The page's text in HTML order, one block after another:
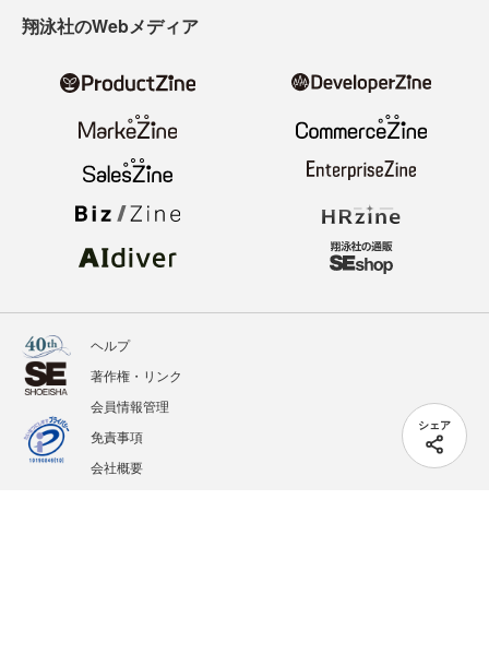
シェア
翔泳社のWebメディア
ヘルプ
著作権・リンク
会員情報管理
免責事項
会社概要